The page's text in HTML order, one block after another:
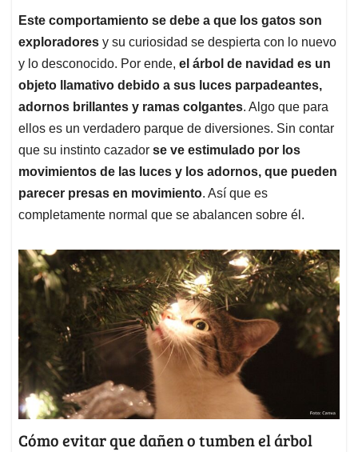
Este comportamiento se debe a que los gatos son
exploradores y su curiosidad se despierta con lo nuevo
y lo desconocido. Por ende, el árbol de navidad es un
objeto llamativo debido a sus luces parpadeantes,
adornos brillantes y ramas colgantes. Algo que para
ellos es un verdadero parque de diversiones. Sin contar
que su instinto cazador se ve estimulado por los
movimientos de las luces y los adornos, que pueden
parecer presas en movimiento. Así que es
completamente normal que se abalancen sobre él.
Cómo evitar que dañen o tumben el árbol